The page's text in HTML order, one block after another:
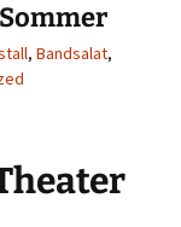
, Bandsalat,